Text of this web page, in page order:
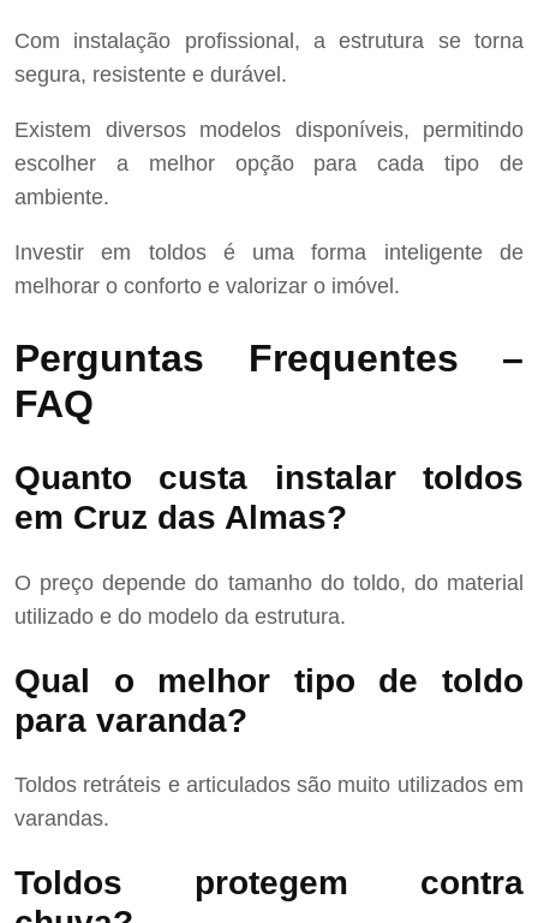
Com instalação profissional, a estrutura se torna
segura, resistente e durável.
Existem diversos modelos disponíveis, permitindo
escolher a melhor opção para cada tipo de
ambiente.
Investir em toldos é uma forma inteligente de
melhorar o conforto e valorizar o imóvel.
Perguntas Frequentes –
FAQ
Quanto custa instalar toldos
em Cruz das Almas?
O preço depende do tamanho do toldo, do material
utilizado e do modelo da estrutura.
Qual o melhor tipo de toldo
para varanda?
Toldos retráteis e articulados são muito utilizados em
varandas.
Toldos protegem contra